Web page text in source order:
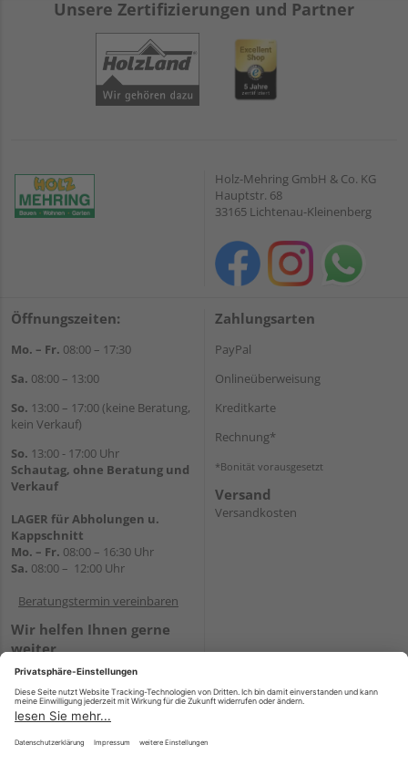
Unsere Zertifizierungen und Partner
Holz-Mehring GmbH & Co. KG
Hauptstr. 68
33165 Lichtenau-Kleinenberg
Öffnungszeiten:
Mo. – Fr. 08:00 – 17:30
Sa. 08:00 – 13:00
So. 13:00 – 17:00 (keine Beratung,
kein Verkauf)
So. 13:00 - 17:00 Uhr
Schautag, ohne Beratung und
Verkauf
LAGER für Abholungen u.
Kappschnitt
Mo. – Fr. 08:00 – 16:30 Uhr
Sa. 08:00 – 12:00 Uhr
Beratungstermin vereinbaren
Wir helfen Ihnen gerne
weiter
Tel.:+49 5647 94660
WhatsApp
Zahlungsarten
PayPal
Onlineüberweisung
Kreditkarte
Rechnung*
*Bonität vorausgesetzt
Versand
Versandkosten